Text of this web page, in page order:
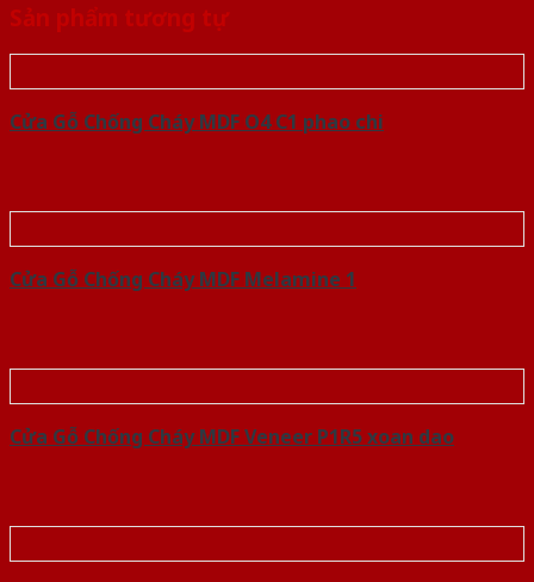
Sản phẩm tương tự
Cửa Gỗ Chống Cháy MDF O4 C1 phao chi
Cửa Gỗ Chống Cháy MDF Melamine 1
Cửa Gỗ Chống Cháy MDF Veneer P1R5 xoan dao